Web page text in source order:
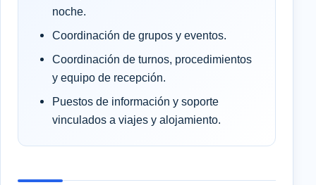
noche.
Coordinación de grupos y eventos.
Coordinación de turnos, procedimientos
y equipo de recepción.
Puestos de información y soporte
vinculados a viajes y alojamiento.